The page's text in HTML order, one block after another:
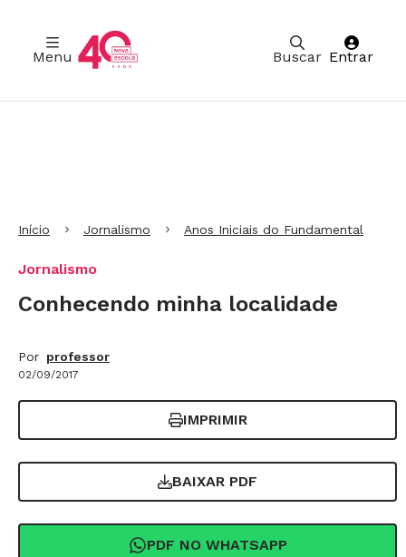
Buscar
Menu Entrar
Início Jornalismo Anos Iniciais do Fundamental
Jornalismo
Conhecendo minha localidade
Por professor
02/09/2017
IMPRIMIR
BAIXAR PDF
PDF NO WHATSAPP